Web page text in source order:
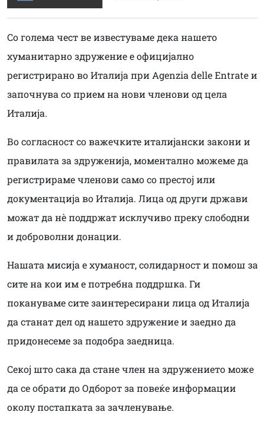
Со голема чест ве известуваме дека нашето
хуманитарно здружение е официјално
регистрирано во Италија при Agenzia delle Entrate и
започнува со прием на нови членови од цела
Италија.
Во согласност со важечките италијански закони и
правилата за здруженија, моментално можеме да
регистрираме членови само со престој или
документација во Италија. Лица од други држави
можат да нè поддржат исклучиво преку слободни
и доброволни донации.
Нашата мисија е хуманост, солидарност и помош за
сите на кои им е потребна поддршка. Ги
покануваме сите заинтересирани лица од Италија
да станат дел од нашето здружение и заедно да
придонесеме за подобра заедница.
Секој што сака да стане член на здружението може
да се обрати до Одборот за повеќе информации
околу постапката за зачленување.